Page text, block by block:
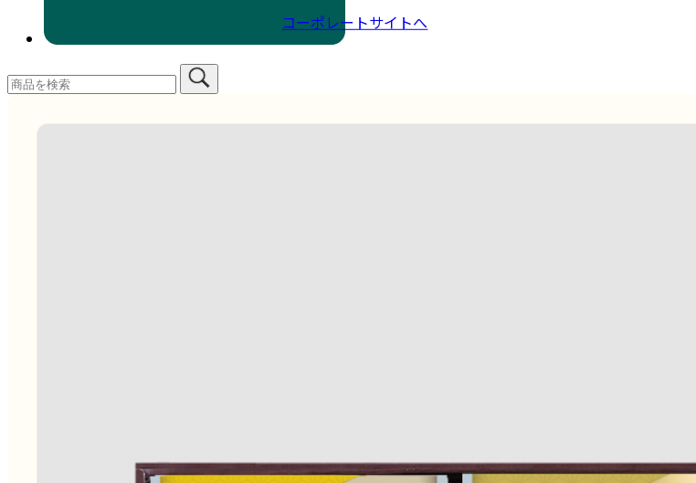
コーポレートサイトへ